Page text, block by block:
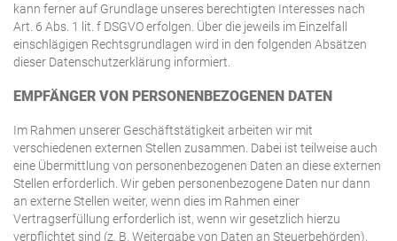
kann ferner auf Grundlage unseres berechtigten Interesses nach
Art. 6 Abs. 1 lit. f DSGVO erfolgen. Über die jeweils im Einzelfall
einschlägigen Rechtsgrundlagen wird in den folgenden Absätzen
dieser Datenschutzerklärung informiert.
EMPFÄNGER VON PERSONENBEZOGENEN DATEN
Im Rahmen unserer Geschäftstätigkeit arbeiten wir mit
verschiedenen externen Stellen zusammen. Dabei ist teilweise auch
eine Übermittlung von personenbezogenen Daten an diese externen
Stellen erforderlich. Wir geben personenbezogene Daten nur dann
an externe Stellen weiter, wenn dies im Rahmen einer
Vertragserfüllung erforderlich ist, wenn wir gesetzlich hierzu
verpflichtet sind (z. B. Weitergabe von Daten an Steuerbehörden),